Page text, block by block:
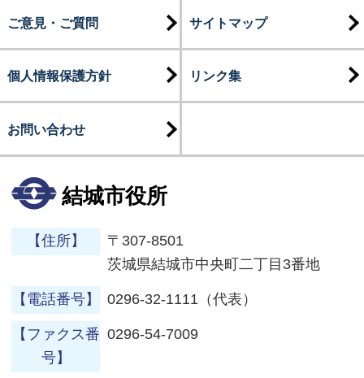
ご意見・ご質問 サイトマップ
個人情報保護方針 リンク集
お問い合わせ
結城市役所
【住所】
〒307-8501
茨城県結城市中央町二丁目3番地
【電話番号】 0296-32-1111（代表）
【ファクス番
号】
0296-54-7009